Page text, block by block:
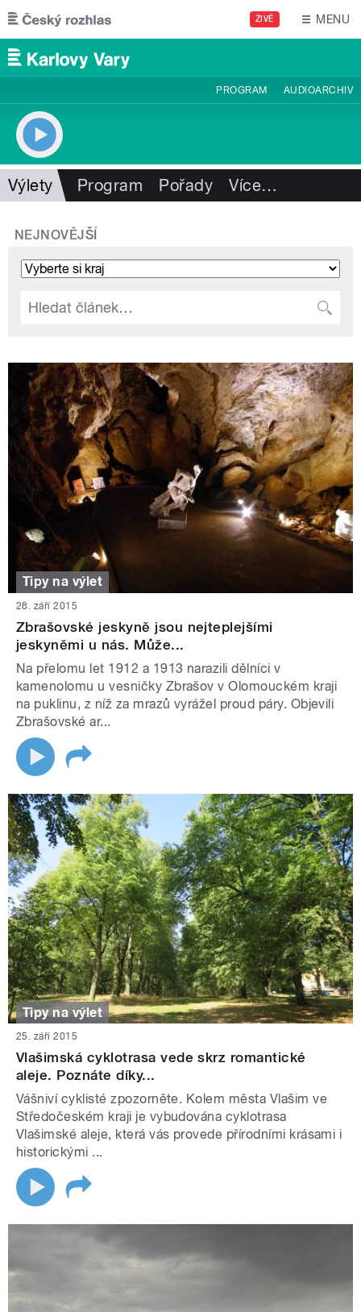
Přejít k hlavnímu obsahu
ŽIVĚ MENU
PROGRAM AUDIOARCHIV
Výlety Program Pořady Více…
NEJNOVĚJŠÍ
Tipy na výlet
28. září 2015
Zbrašovské jeskyně jsou nejteplejšími
jeskyněmi u nás. Může...
Na přelomu let 1912 a 1913 narazili dělníci v
kamenolomu u vesničky Zbrašov v Olomouckém kraji
na puklinu, z níž za mrazů vyrážel proud páry. Objevili
Zbrašovské ar...
Tipy na výlet
25. září 2015
Vlašimská cyklotrasa vede skrz romantické
aleje. Poznáte díky...
Vášniví cyklisté zpozorněte. Kolem města Vlašim ve
Středočeském kraji je vybudována cyklotrasa
Vlašimské aleje, která vás provede přírodními krásami i
historickými ...